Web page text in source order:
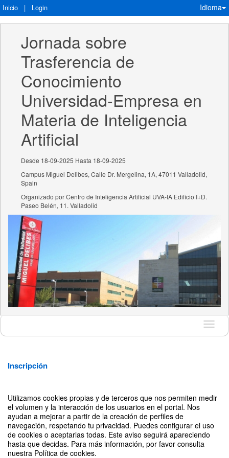
Utilizamos cookies propias y de terceros que nos permiten medir
el volumen y la interacción de los usuarios en el portal. Nos
ayudan a mejorar a partir de la creación de perfiles de
navegación, respetando tu privacidad. Puedes configurar el uso
de cookies o aceptarlas todas. Este aviso seguirá apareciendo
hasta que decidas. Para más información, por favor consulta
nuestra Política de cookies.
Inicio | Login Idioma
Jornada sobre
Trasferencia de
Conocimiento
Universidad-Empresa en
Materia de Inteligencia
Artificial
Desde 18-09-2025 Hasta 18-09-2025
Campus Miguel Delibes, Calle Dr. Mergelina, 1A, 47011 Valladolid,
Spain
Organizado por Centro de Inteligencia Artificial UVA-IA Edificio I+D.
Paseo Belén, 11. Valladolid
Idioma
Inscripción
durante
Pre-
Inscripción
21
horas
gratuito
Entradas agotadas
Entrar en lista de espera